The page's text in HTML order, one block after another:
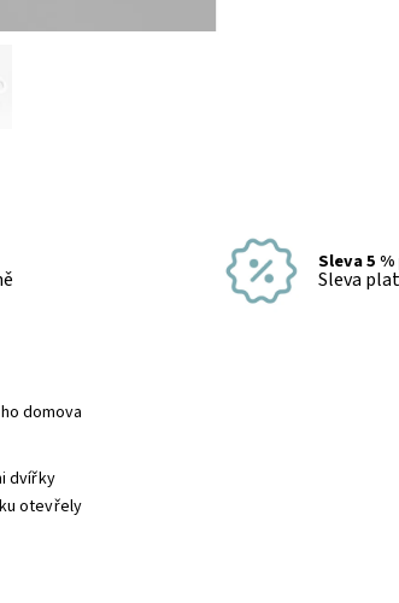
Sleva 5
Sleva
domova
dvířky
otevřely